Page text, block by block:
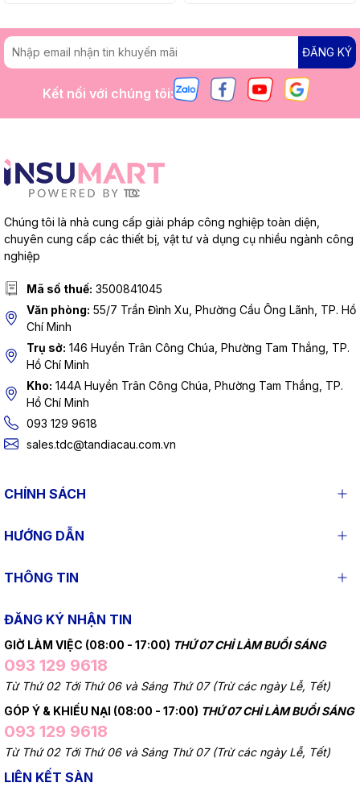
ĐĂNG KÝ
Kết nối với chúng tôi:
Chúng tôi là nhà cung cấp giải pháp công nghiệp toàn diện,
chuyên cung cấp các thiết bị, vật tư và dụng cụ nhiều ngành công
nghiệp
Mã số thuế: 3500841045
Văn phòng: 55/7 Trần Đình Xu, Phường Cầu Ông Lãnh, TP. Hồ
Chí Minh
Trụ sở: 146 Huyền Trân Công Chúa, Phường Tam Thắng, TP.
Hồ Chí Minh
Kho: 144A Huyền Trân Công Chúa, Phường Tam Thắng, TP.
Hồ Chí Minh
093 129 9618
sales.tdc@tandiacau.com.vn
CHÍNH SÁCH
HƯỚNG DẪN
THÔNG TIN
ĐĂNG KÝ NHẬN TIN
GIỜ LÀM VIỆC (08:00 - 17:00) THỨ 07 CHỈ LÀM BUỔI SÁNG
093 129 9618
Từ Thứ 02 Tới Thứ 06 và Sáng Thứ 07 (Trừ các ngày Lễ, Tết)
GÓP Ý & KHIẾU NẠI (08:00 - 17:00) THỨ 07 CHỈ LÀM BUỔI SÁNG
093 129 9618
Từ Thứ 02 Tới Thứ 06 và Sáng Thứ 07 (Trừ các ngày Lễ, Tết)
LIÊN KẾT SÀN